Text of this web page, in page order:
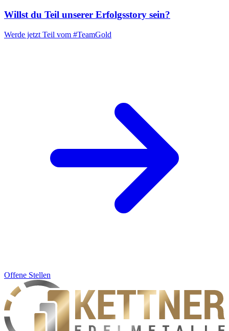
Willst du Teil unserer Erfolgsstory sein?
Werde jetzt Teil vom #TeamGold
Offene Stellen